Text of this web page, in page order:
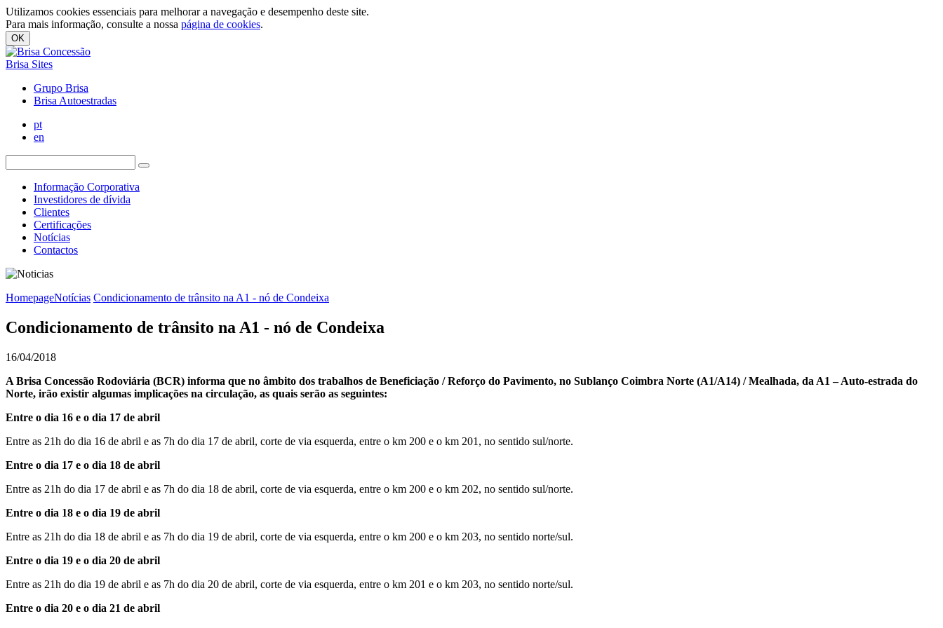
Utilizamos cookies essenciais para melhorar a navegação e desempenho deste site.
Para mais informação, consulte a nossa página de cookies.
OK
Brisa Sites
Grupo Brisa
Brisa Autoestradas
pt
en
Informação Corporativa
Investidores de dívida
Clientes
Certificações
Notícias
Contactos
HomepageNotícias Condicionamento de trânsito na A1 - nó de Condeixa
Condicionamento de trânsito na A1 - nó de Condeixa
16/04/2018
A Brisa Concessão Rodoviária (BCR) informa que no âmbito dos trabalhos de Beneficiação / Reforço do Pavimento, no Sublanço Coimbra Norte (A1/A14) / Mealhada, da A1 – Auto-estrada do
Norte, irão existir algumas implicações na circulação, as quais serão as seguintes:
Entre o dia 16 e o dia 17 de abril
Entre as 21h do dia 16 de abril e as 7h do dia 17 de abril, corte de via esquerda, entre o km 200 e o km 201, no sentido sul/norte.
Entre o dia 17 e o dia 18 de abril
Entre as 21h do dia 17 de abril e as 7h do dia 18 de abril, corte de via esquerda, entre o km 200 e o km 202, no sentido sul/norte.
Entre o dia 18 e o dia 19 de abril
Entre as 21h do dia 18 de abril e as 7h do dia 19 de abril, corte de via esquerda, entre o km 200 e o km 203, no sentido norte/sul.
Entre o dia 19 e o dia 20 de abril
Entre as 21h do dia 19 de abril e as 7h do dia 20 de abril, corte de via esquerda, entre o km 201 e o km 203, no sentido norte/sul.
Entre o dia 20 e o dia 21 de abril